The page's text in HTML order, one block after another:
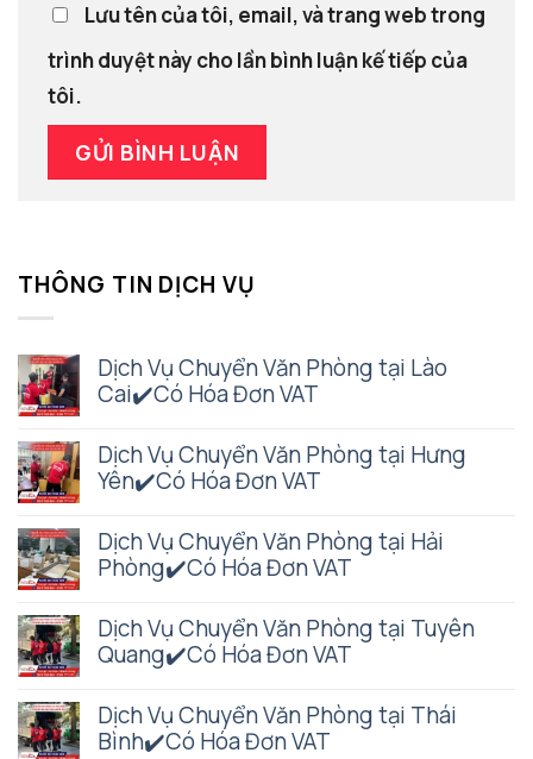
THÔNG TIN DỊCH VỤ
Dịch Vụ Chuyển Văn Phòng tại Lào
Cai✔️Có Hóa Đơn VAT
Dịch Vụ Chuyển Văn Phòng tại Hưng
Yên✔️Có Hóa Đơn VAT
Dịch Vụ Chuyển Văn Phòng tại Hải
Phòng✔️Có Hóa Đơn VAT
Dịch Vụ Chuyển Văn Phòng tại Tuyên
Quang✔️Có Hóa Đơn VAT
Dịch Vụ Chuyển Văn Phòng tại Thái
Bình✔️Có Hóa Đơn VAT
Lưu tên của tôi, email, và trang web trong
trình duyệt này cho lần bình luận kế tiếp của
tôi.